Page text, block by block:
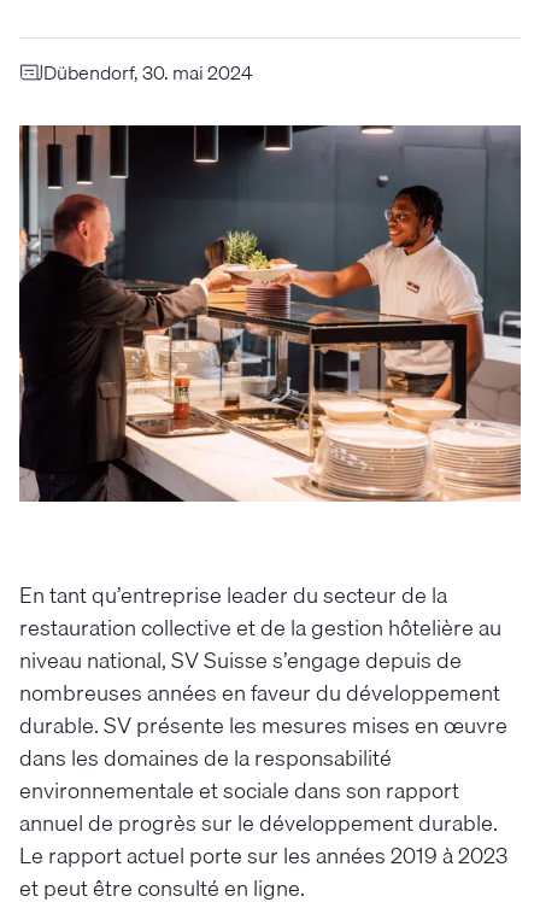
Dübendorf, 30. mai 2024
En tant qu’entreprise leader du secteur de la
restauration collective et de la gestion hôtelière au
niveau national, SV Suisse s’engage depuis de
nombreuses années en faveur du développement
durable. SV présente les mesures mises en œuvre
dans les domaines de la responsabilité
environnementale et sociale dans son rapport
annuel de progrès sur le développement durable.
Le rapport actuel porte sur les années 2019 à 2023
et peut être consulté en ligne.